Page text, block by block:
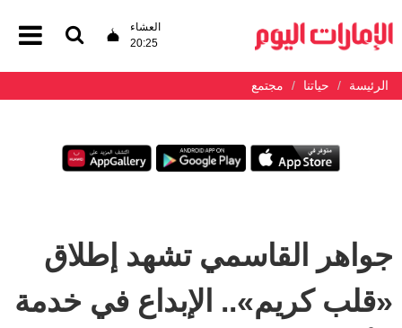
العشاء
20:25
الرئيسة حياتنا مجتمع
جواهر القاسمي تشهد إطلاق
«قلب كريم».. الإبداع في خدمة